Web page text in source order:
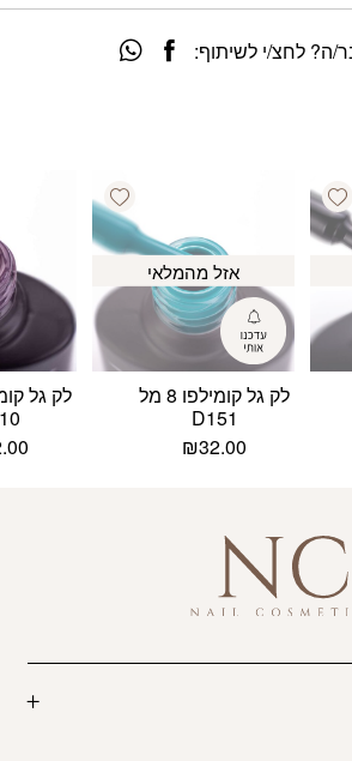
ה? לחצ/י לשיתוף:
Add wishlist
Add wishlist
אזל מהמלאי
לק גל קומילפו 8 מל
D151
₪32.00